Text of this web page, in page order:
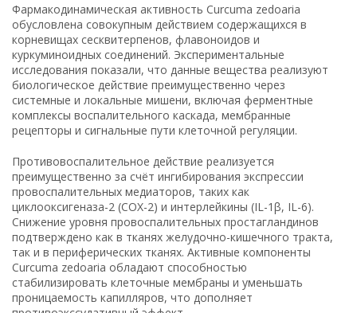
Фармакодинамическая активность Curcuma zedoaria
обусловлена совокупным действием содержащихся в
корневищах сесквитерпенов, флавоноидов и
куркуминоидных соединений. Экспериментальные
исследования показали, что данные вещества реализуют
биологическое действие преимущественно через
системные и локальные мишени, включая ферментные
комплексы воспалительного каскада, мембранные
рецепторы и сигнальные пути клеточной регуляции.
Противовоспалительное действие реализуется
преимущественно за счёт ингибирования экспрессии
провоспалительных медиаторов, таких как
циклооксигеназа-2 (COX-2) и интерлейкины (IL-1β, IL-6).
Снижение уровня провоспалительных простагландинов
подтверждено как в тканях желудочно-кишечного тракта,
так и в периферических тканях. Активные компоненты
Curcuma zedoaria обладают способностью
стабилизировать клеточные мембраны и уменьшать
проницаемость капилляров, что дополняет